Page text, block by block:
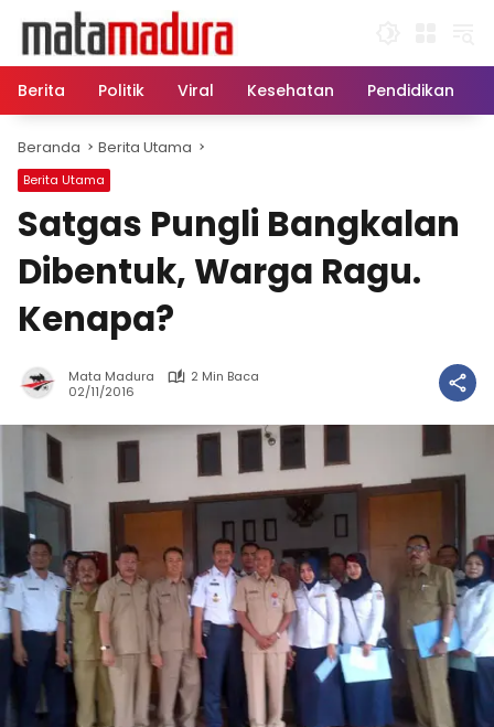
konten
Berita
Politik Viral Kesehatan Pendidikan
Beranda Berita Utama
Berita Utama
Satgas Pungli Bangkalan
Dibentuk, Warga Ragu.
Kenapa?
Mata Madura
2 Min Baca
02/11/2016